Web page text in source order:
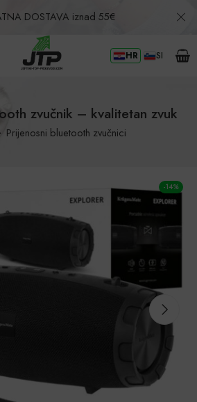
DOSTAVA iznad 55€
u roku od 30 dana! HR SI
zvučnik – kvalitetan zvuk
Prijenosni bluetooth zvučnici
-14%